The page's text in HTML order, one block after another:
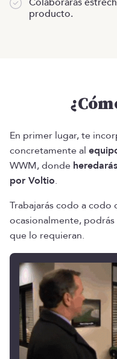
producto.
En primer lugar, te
concretamente al
WWM, donde
por Voltio.
Trabajarás codo a
ocasionalmente,
que lo requieran.